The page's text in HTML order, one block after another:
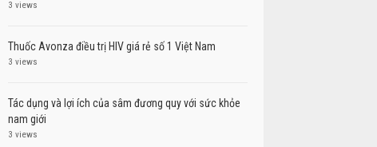
3 views
Thuốc Avonza điều trị HIV giá rẻ số 1 Việt Nam
3 views
Tác dụng và lợi ích của sâm đương quy với sức khỏe
nam giới
3 views